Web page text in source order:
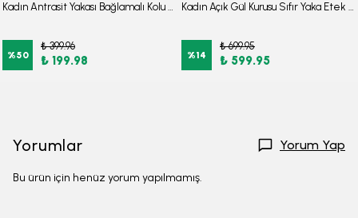
Kadın Antrasit Yakası Bağlamalı Kolu Lastikli Bluz ARM-25K001096
%50
₺ 399.96
₺ 199.98
Kadın Açık Gül Kurusu Sıfır Yaka Etek Ucu Volanlı Kısa Kol Fermuarlı Elbise ARM-26Y001057
%14
₺ 699.95
₺ 599.95
Yorumlar Yorum Yap
Bu ürün için henüz yorum yapılmamış.